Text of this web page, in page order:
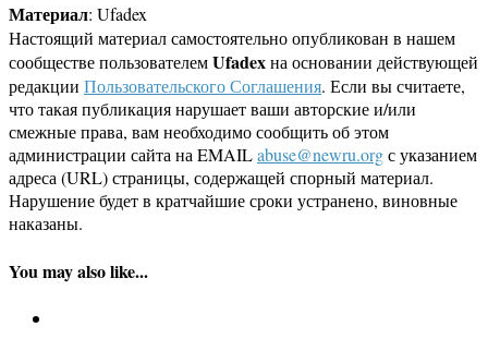
Материал: Ufadex
Настоящий материал самостоятельно опубликован в нашем
сообществе пользователемUfadexна основании действующей
редакции Пользовательского Соглашения. Если вы считаете,
что такая публикация нарушает ваши авторские и/или
смежные права, вам необходимо сообщить об этом
администрации сайта на EMAILabuse@newru.orgс указанием
адреса (URL) страницы, содержащей спорный материал.
Нарушение будет в кратчайшие сроки устранено, виновные
наказаны.
You may also like...